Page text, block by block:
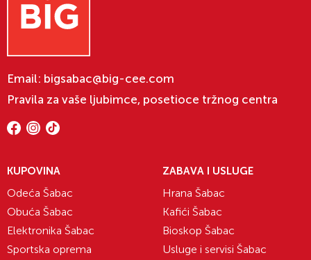
Email: bigsabac@big-cee.com
Pravila za vaše ljubimce, posetioce tržnog centra
KUPOVINA
Odeća Šabac
Obuća Šabac
Elektronika Šabac
Sportska oprema
ZABAVA I USLUGE
Hrana Šabac
Kafići Šabac
Bioskop Šabac
Usluge i servisi Šabac